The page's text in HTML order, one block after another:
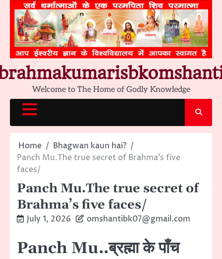
content
Welcome to The Home of Godly Knowledge
Home
Bhagwan kaun hai?
Panch Mu.The true secret of Brahma’s five
faces/
Panch Mu.The true secret of
Brahma’s five faces/
July 1, 2026 omshantibk07@gmail.com
Panch Mu..ब्रह्मा के पाँच